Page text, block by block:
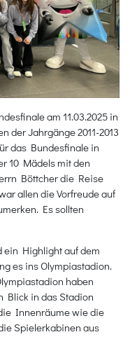
am 11.03.2025 in
der Jahrgänge 2011-2013
das Bundesfinale in
10 Mädels mit den
Böttcher die Reise
allen die Vorfreude auf
Es sollten
ein Highlight auf dem
es ins Olympiastadion.
haben
Blick in das Stadion
Innenräume wie die
Spielerkabinen aus